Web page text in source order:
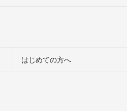
はじめての方へ